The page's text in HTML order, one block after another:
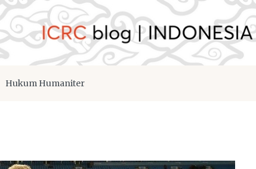
Hukum Humaniter